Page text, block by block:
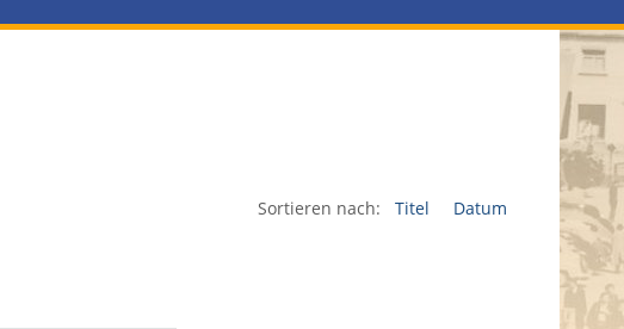
Sortieren nach: Titel Datum